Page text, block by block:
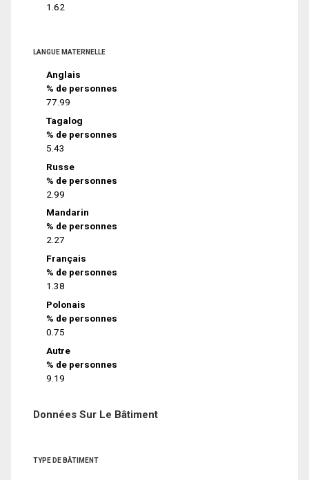
1.62
LANGUE MATERNELLE
Anglais
% de personnes
77.99
Tagalog
% de personnes
5.43
Russe
% de personnes
2.99
Mandarin
% de personnes
2.27
Français
% de personnes
1.38
Polonais
% de personnes
0.75
Autre
% de personnes
9.19
Données Sur Le Bâtiment
TYPE DE BÂTIMENT